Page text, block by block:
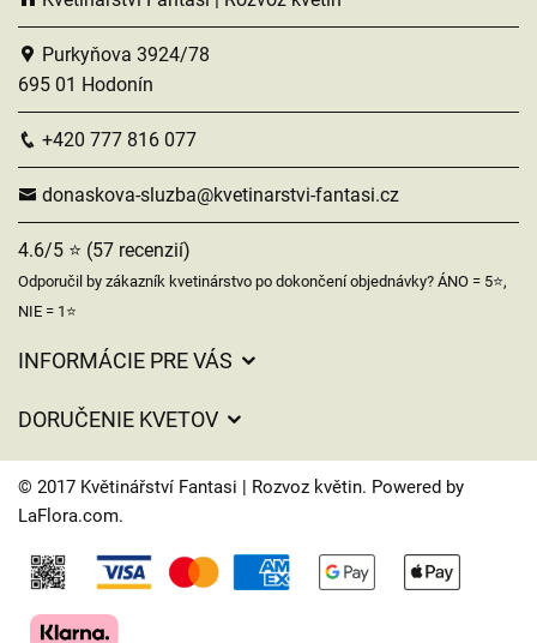
Purkyňova 3924/78
695 01 Hodonín
+420 777 816 077
donaskova-sluzba@kvetinarstvi-fantasi.cz
4.6/5 ⭐ (57 recenzií)
Odporučil by zákazník kvetinárstvo po dokončení objednávky? ÁNO = 5⭐,
NIE = 1⭐
INFORMÁCIE PRE VÁS
Časy doručenia kvetov – prehľad možností
DORUČENIE KVETOV
Poplatky za doručenie
Kam doručujeme kvety
Kontaktujte nás
© 2017 Květinářství Fantasi | Rozvoz květin. Powered by
LaFlora.com.